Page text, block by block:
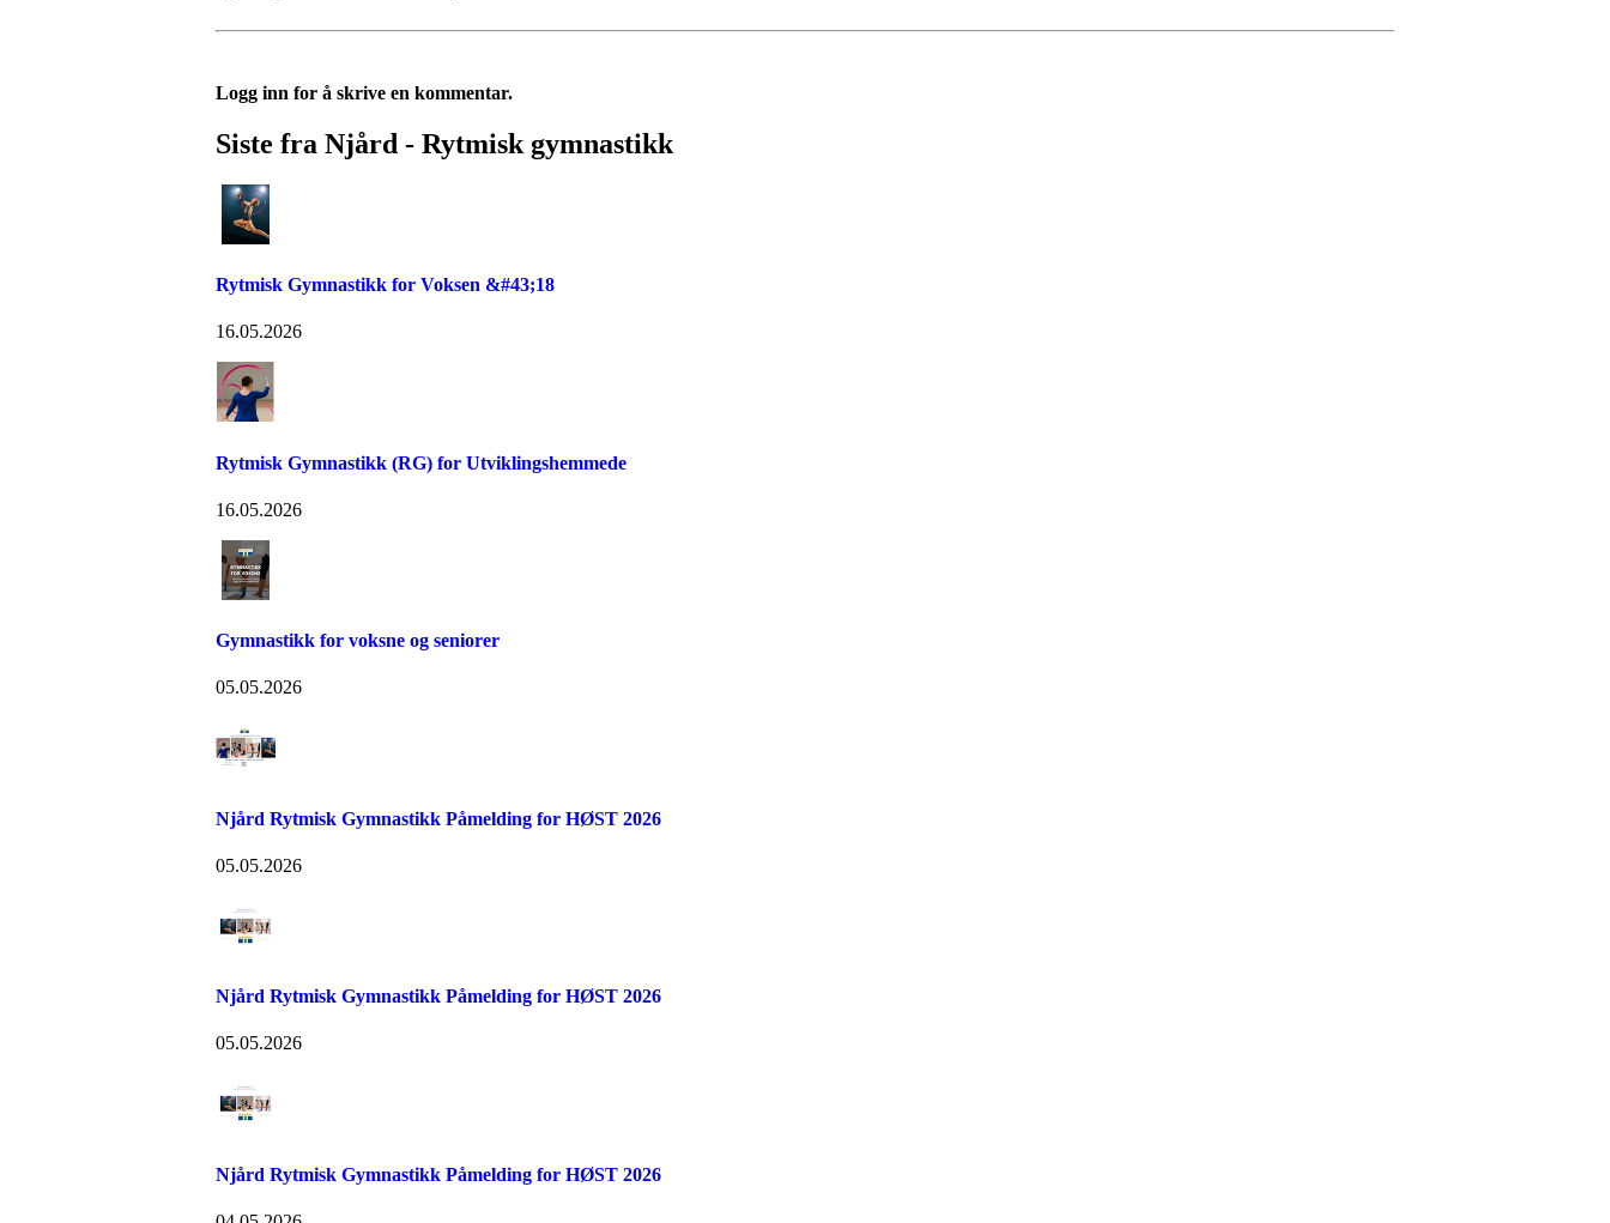
Logg inn for å skrive en kommentar.
Siste fra Njård - Rytmisk gymnastikk
Rytmisk Gymnastikk for Voksen &#43;18
16.05.2026
Rytmisk Gymnastikk (RG) for Utviklingshemmede
16.05.2026
Gymnastikk for voksne og seniorer
05.05.2026
Njård Rytmisk Gymnastikk Påmelding for HØST 2026
05.05.2026
Njård Rytmisk Gymnastikk Påmelding for HØST 2026
05.05.2026
Njård Rytmisk Gymnastikk Påmelding for HØST 2026